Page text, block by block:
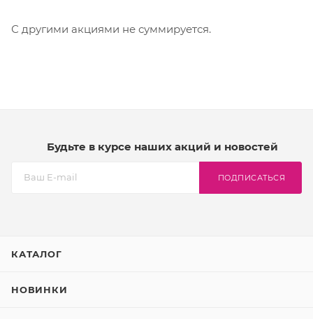
С другими акциями не суммируется.
Будьте в курсе наших акций и новостей
ПОДПИСАТЬСЯ
КАТАЛОГ
НОВИНКИ